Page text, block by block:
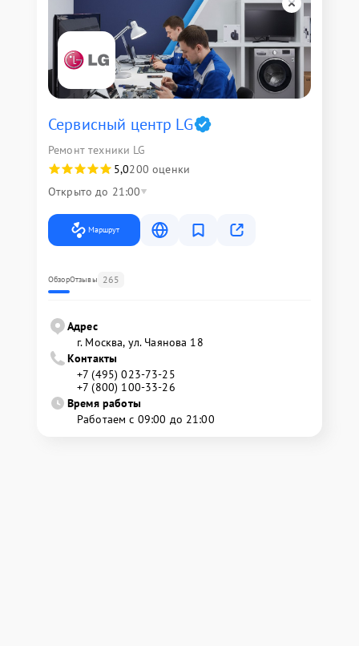
Сервисный центр LG
Ремонт техники LG
5,0200 оценки
Открыто до 21:00
Маршрут
ОбзорОтзывы 265
Адрес
г. Москва, ул. Чаянова 18
Контакты
+7 (495) 023-73-25
+7 (800) 100-33-26
Время работы
Работаем с 09:00 до 21:00